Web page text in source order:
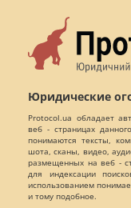
Юридические
Protocol.ua обладает
веб - страницах
понимаются тексты,
шота, сканы, видео,
размещенных на веб -
для индексации
использованием
и тому подобное.